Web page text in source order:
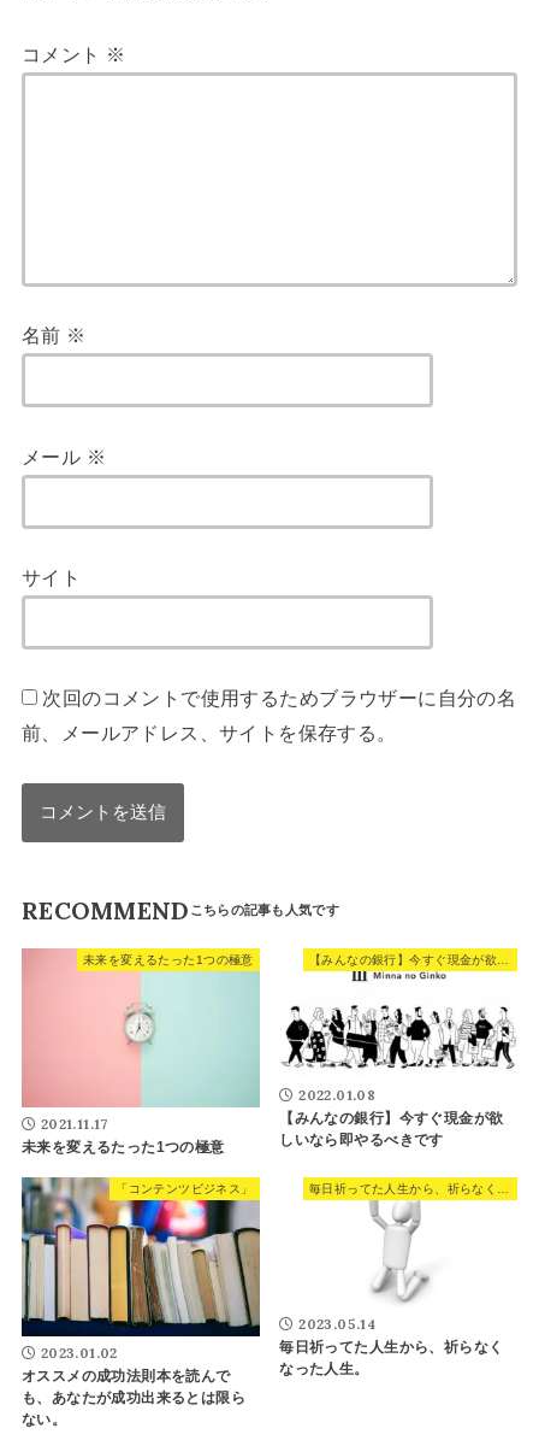
コメント ※
名前 ※
メール ※
サイト
次回のコメントで使用するためブラウザーに自分の名
前、メールアドレス、サイトを保存する。
RECOMMEND
未来を変えるたった1つの極意
2021.11.17
未来を変えるたった1つの極意
2022.01.08
【みんなの銀行】今すぐ現金が欲
しいなら即やるべきです
「コンテンツビジネス」
2023.01.02
オススメの成功法則本を読んで
も、あなたが成功出来るとは限ら
ない。
2023.05.14
毎日祈ってた人生から、祈らなく
なった人生。